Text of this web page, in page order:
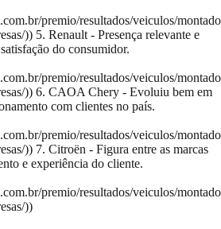
premio/resultados/veiculos/
)) 5. Renault - Presença relevante e
do consumidor.
premio/resultados/veiculos/
)) 6. CAOA Chery - Evoluiu bem em
com clientes no país.
premio/resultados/veiculos/
)) 7. Citroën - Figura entre as marcas
e experiência do cliente.
premio/resultados/veiculos/
))